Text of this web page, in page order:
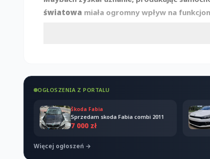
światowa miała ogromny wpływ na
historia jest dowodem na to, że ztradycji
Jakie wartości
również sposób, w jaki projektowane są
OGŁOSZENIA Z PORTALU
Škoda Fabia
Sprzedam skoda Fabia combi 2011
7 000 zł
Więcej ogłoszeń →